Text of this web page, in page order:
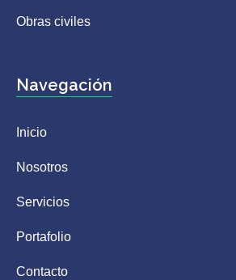
Obras civiles
Navegación
Inicio
Nosotros
Servicios
Portafolio
Contacto